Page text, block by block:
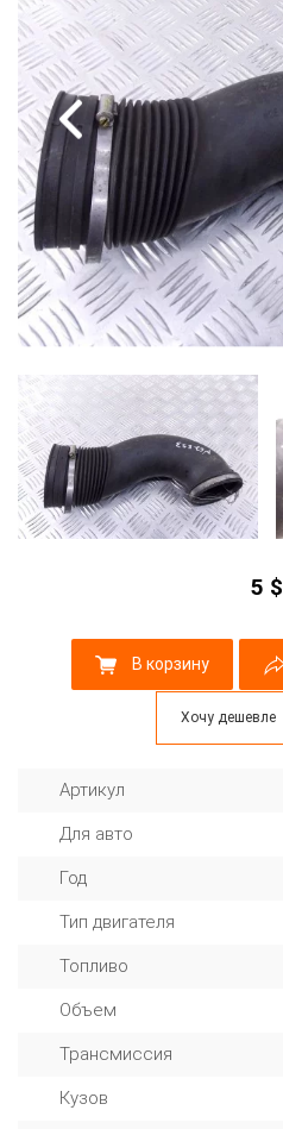
5 $
В корзину
Хочу дешевле
Артикул
Для авто
Год
Тип двигателя
Топливо
Объем
Трансмиссия
Кузов